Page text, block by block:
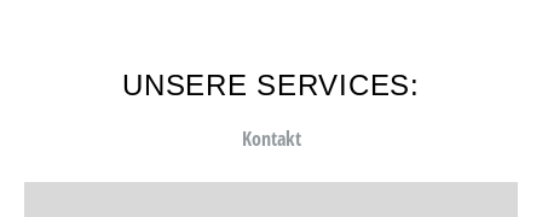
UNSERE SERVICES:
Kontakt